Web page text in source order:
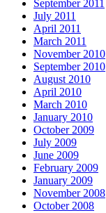
September 2011
July 2011
April 2011
March 2011
November 2010
September 2010
August 2010
April 2010
March 2010
January 2010
October 2009
July 2009
June 2009
February 2009
January 2009
November 2008
October 2008